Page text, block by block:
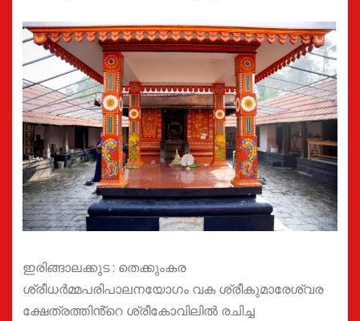
ഇരിങ്ങാലക്കുട : തെക്കുംകര
ശ്രീധർമ്മപരിപാലനയോഗം വക ശ്രീകുമാരേശ്വര
ക്ഷേത്രത്തിൻ്റെ ശ്രീകോവിലിൽ രചിച്ച